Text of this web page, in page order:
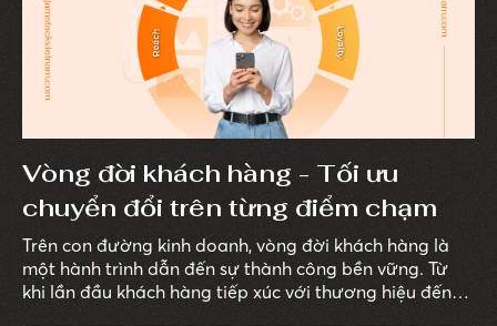
Vòng đời khách hàng - Tối ưu
chuyển đổi trên từng điểm chạm
Trên con đường kinh doanh, vòng đời khách hàng là
một hành trình dẫn đến sự thành công bền vững. Từ
khi lần đầu khách hàng tiếp xúc với thương hiệu đến